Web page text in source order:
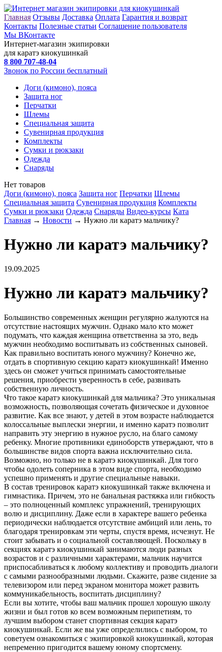
Главная Отзывы Доставка Оплата Гарантия и возврат
Контакты Полезные статьи Соглашение пользователя
Мы ВКонтакте
Интернет-магазин экипировки
для каратэ киокушинкай
8 800 707-48-04
Звонок по России бесплатный
Доги (кимоно), пояса
Защита ног
Перчатки
Шлемы
Специальная защита
Сувенирная продукция
Комплекты
Сумки и рюкзаки
Одежда
Снаряды
Нет товаров
Доги (кимоно), пояса Защита ног Перчатки Шлемы
Специальная защита Сувенирная продукция Комплекты
Сумки и рюкзаки Одежда Снаряды Видео-курсы Ката
Главная → Новости → Нужно ли каратэ мальчику?
Нужно ли каратэ мальчику?
19.09.2025
Нужно ли каратэ мальчику?
Большинство современных женщин регулярно жалуются на
отсутствие настоящих мужчин. Однако мало кто может
подумать, что каждая женщина ответственна за это, ведь
мужчин необходимо воспитывать из собственных сыновей.
Как правильно воспитать юного мужчину? Конечно же,
отдать в спортивную секцию каратэ киокушинкай! Именно
здесь он сможет учиться принимать самостоятельные
решения, приобрести уверенность в себе, развивать
собственную личность.
Что такое каратэ киокушинкай для мальчика? Это уникальная
возможность, позволяющая сочетать физическое и духовное
развитие. Как все знают, у детей в этом возрасте наблюдается
колоссальные выплески энергии, и именно каратэ позволит
направить эту энергию в нужное русло, на благо самому
ребенку. Многие противники единоборств утверждают, что в
большинстве видов спорта важна исключительно сила.
Возможно, но только не в каратэ киокушинкай. Для того
чтобы одолеть соперника в этом виде спорта, необходимо
успешно применять и другие специальные навыки.
В состав тренировок каратэ киокушинкай также включена и
гимнастика. Причем, это не банальная растяжка или гибкость
– это полноценный комплекс упражнений, тренирующих
волю и дисциплину. Даже если в характере вашего ребенка
периодически наблюдается отсутствие амбиций или лень, то
благодаря тренировкам эти черты, спустя время, исчезнут. Не
стоит забывать и о социальной составляющей. Поскольку в
секциях каратэ киокушинкай занимаются люди разных
возрастов и с различными характерами, мальчик научится
приспосабливаться к любому коллективу и проводить диалоги
с самыми разнообразными людьми. Скажите, разве сидение за
телевизором или перед экраном монитора может развить
коммуникабельность, воспитать дисциплину?
Если вы хотите, чтобы ваш мальчик прошел хорошую школу
жизни и был готов ко всем возможным перипетиям, то
лучшим выбором станет спортивная секция каратэ
киокушинкай. Если же вы уже определились с выбором, то
советуем ознакомиться с экипировкой киокушинкай, которая
непременно пригодится вашему юному спортсмену.